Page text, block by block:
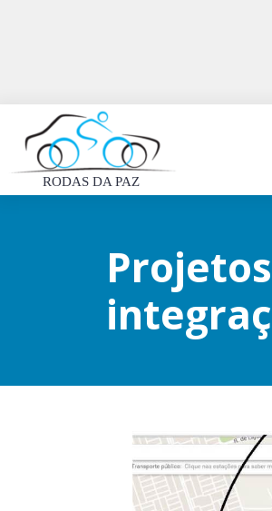
RODAS DA PAZ